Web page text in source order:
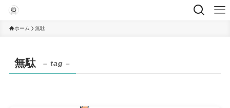
ホーム 無駄
無駄 – tag –